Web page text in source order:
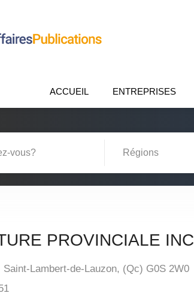
ACCUEIL ENTREPRISES
PROVINCIALE INC
Saint-Lambert-de-Lauzon, (Qc) G0S 2W0